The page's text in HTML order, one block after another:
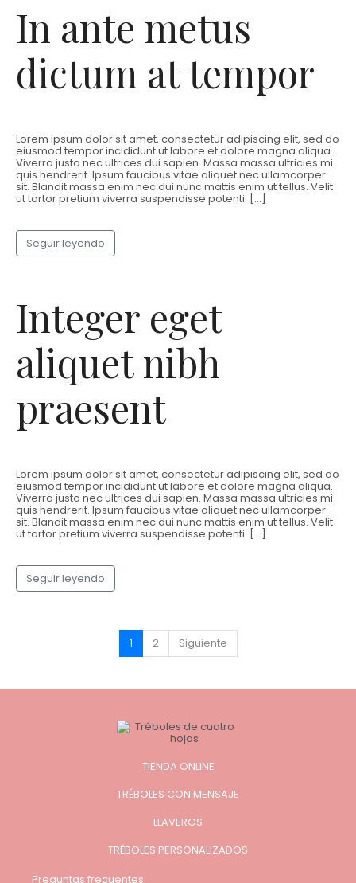
In ante metus
dictum at tempor
Lorem ipsum dolor sit amet, consectetur adipiscing elit, sed do
eiusmod tempor incididunt ut labore et dolore magna aliqua.
Viverra justo nec ultrices dui sapien. Massa massa ultricies mi
quis hendrerit. Ipsum faucibus vitae aliquet nec ullamcorper
sit. Blandit massa enim nec dui nunc mattis enim ut tellus. Velit
ut tortor pretium viverra suspendisse potenti. […]
Seguir leyendo
Integer eget
aliquet nibh
praesent
Lorem ipsum dolor sit amet, consectetur adipiscing elit, sed do
eiusmod tempor incididunt ut labore et dolore magna aliqua.
Viverra justo nec ultrices dui sapien. Massa massa ultricies mi
quis hendrerit. Ipsum faucibus vitae aliquet nec ullamcorper
sit. Blandit massa enim nec dui nunc mattis enim ut tellus. Velit
ut tortor pretium viverra suspendisse potenti. […]
Seguir leyendo
1 2 Siguiente
TIENDA ONLINE
TRÉBOLES CON MENSAJE
LLAVEROS
TRÉBOLES PERSONALIZADOS
Preguntas frecuentes